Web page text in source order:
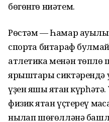
бөгөнгө ниәтем.
Рөстәм — Һамар
спортҡа битараф
атлетика менән төплө
ярыштары сиктәрендә
үҙен яҡшы яҡтан
физик яҡтан үҫтереү
ныҡлап шөғөлләнә